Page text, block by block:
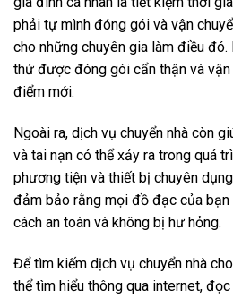
phải tự mình đóng gói và vận
cho những chuyên gia làm điều
thứ được đóng gói cẩn thận và vận
điểm mới.
Ngoài ra, dịch vụ chuyển nhà còn
và tai nạn có thể xảy ra trong quá
phương tiện và thiết bị chuyên
đảm bảo rằng mọi đồ đạc của
cách an toàn và không bị hư hỏng.
Để tìm kiếm dịch vụ chuyển nhà
thể tìm hiểu thông qua internet,